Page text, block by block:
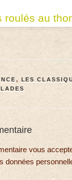
roulés au
, LES
vous
données